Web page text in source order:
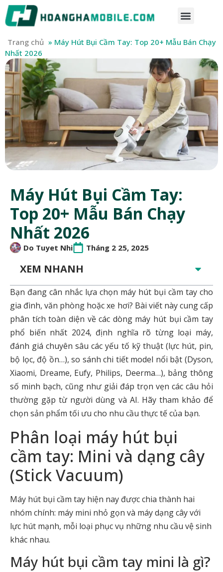
Trang chủ » Máy Hút Bụi Cầm Tay: Top 20+ Mẫu Bán Chạy
Nhất 2026
Máy Hút Bụi Cầm Tay:
Top 20+ Mẫu Bán Chạy
Nhất 2026
Do Tuyet Nhi Tháng 2 25, 2025
XEM NHANH
Bạn đang cân nhắc lựa chọn máy hút bụi cầm tay cho
gia đình, văn phòng hoặc xe hơi? Bài viết này cung cấp
phân tích toàn diện về các dòng máy hút bụi cầm tay
phổ biến nhất 2024, định nghĩa rõ từng loại máy,
đánh giá chuyên sâu các yếu tố kỹ thuật (lực hút, pin,
bộ lọc, độ ồn…), so sánh chi tiết model nổi bật (Dyson,
Xiaomi, Dreame, Eufy, Philips, Deerma…), bảng thông
số minh bạch, cũng như giải đáp trọn vẹn các câu hỏi
thường gặp từ người dùng và AI. Hãy tham khảo để
chọn sản phẩm tối ưu cho nhu cầu thực tế của bạn.
Phân loại máy hút bụi
cầm tay: Mini và dạng cây
(Stick Vacuum)
Máy hút bụi cầm tay hiện nay được chia thành hai
nhóm chính: máy mini nhỏ gọn và máy dạng cây với
lực hút mạnh, mỗi loại phục vụ những nhu cầu vệ sinh
khác nhau.
Máy hút bụi cầm tay mini là gì?